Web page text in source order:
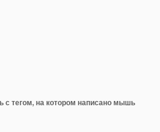
тегом, на котором написано мышь